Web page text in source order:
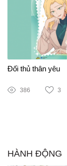
Đối thủ thân yêu
386 3
HÀNH ĐỘNG